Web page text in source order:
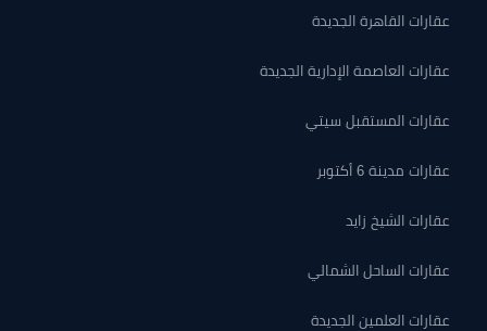
عقارات القاهرة الجديدة
عقارات العاصمة الإدارية الجديدة
عقارات المستقبل سيتي
عقارات مدينة 6 أكتوبر
عقارات الشيخ زايد
عقارات الساحل الشمالي
عقارات العلمين الجديدة